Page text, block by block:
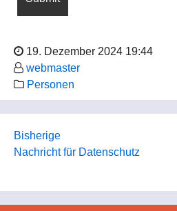
19. Dezember 2024 19:44
webmaster
Personen
Bisherige
Nachricht für Datenschutz